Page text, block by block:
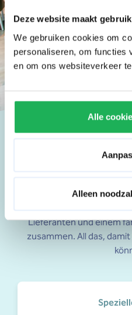
Deze website maakt
We gebruiken cookies om
personaliseren, om functies
en om ons websiteverkeer
Alle
Alleen
Preston Palace
Lieferanten und einem
zusammen. All das,